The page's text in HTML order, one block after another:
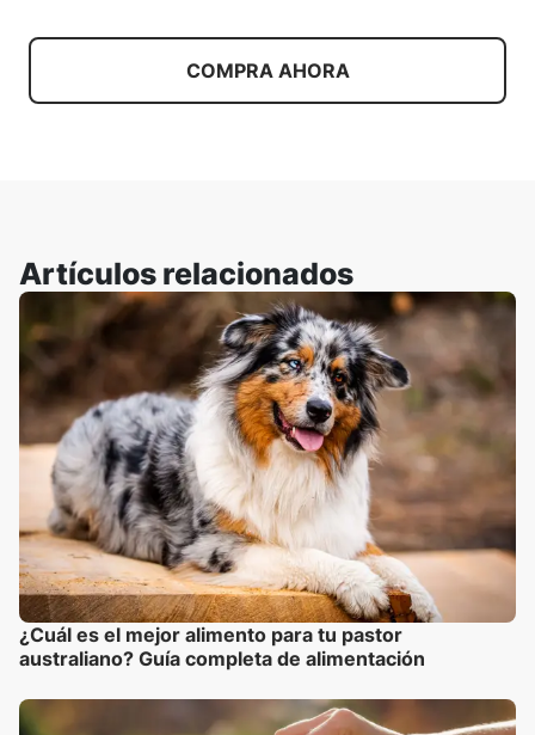
COMPRA AHORA
Artículos relacionados
¿Cuál es el mejor alimento para tu pastor
australiano? Guía completa de alimentación